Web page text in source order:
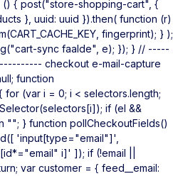
() { post("store-shopping-cart", {
}, uuid: uuid }).then( function (r)
fingerprint); } );
sync faalde", e); }); } // -----
checkout e-mail-capture
function
(var i = 0; i < selectors.length;
if (el &&
""; } function pollCheckoutFields()
'input[type="email"]',
i]' ]); if (!email ||
var customer = { feed__email: